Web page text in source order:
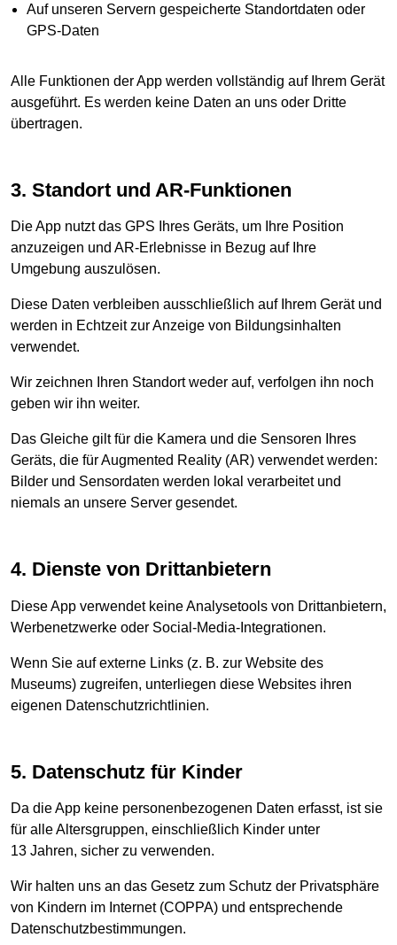
Auf unseren Servern gespeicherte Standortdaten oder
GPS-Daten
Alle Funktionen der App werden vollständig auf Ihrem Gerät
ausgeführt. Es werden keine Daten an uns oder Dritte
übertragen.
3. Standort und AR-Funktionen
Die App nutzt das GPS Ihres Geräts, um Ihre Position
anzuzeigen und AR-Erlebnisse in Bezug auf Ihre
Umgebung auszulösen.
Diese Daten verbleiben ausschließlich auf Ihrem Gerät und
werden in Echtzeit zur Anzeige von Bildungsinhalten
verwendet.
Wir zeichnen Ihren Standort weder auf, verfolgen ihn noch
geben wir ihn weiter.
Das Gleiche gilt für die Kamera und die Sensoren Ihres
Geräts, die für Augmented Reality (AR) verwendet werden:
Bilder und Sensordaten werden lokal verarbeitet und
niemals an unsere Server gesendet.
4. Dienste von Drittanbietern
Diese App verwendet keine Analysetools von Drittanbietern,
Werbenetzwerke oder Social-Media-Integrationen.
Wenn Sie auf externe Links (z. B. zur Website des
Museums) zugreifen, unterliegen diese Websites ihren
eigenen Datenschutzrichtlinien.
5. Datenschutz für Kinder
Da die App keine personenbezogenen Daten erfasst, ist sie
für alle Altersgruppen, einschließlich Kinder unter
13 Jahren, sicher zu verwenden.
Wir halten uns an das Gesetz zum Schutz der Privatsphäre
von Kindern im Internet (COPPA) und entsprechende
Datenschutzbestimmungen.